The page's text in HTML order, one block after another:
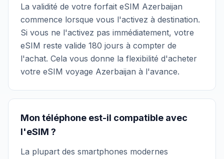
La validité de votre forfait eSIM Azerbaijan
commence lorsque vous l'activez à destination.
Si vous ne l'activez pas immédiatement, votre
eSIM reste valide 180 jours à compter de
l'achat. Cela vous donne la flexibilité d'acheter
votre eSIM voyage Azerbaijan à l'avance.
Mon téléphone est-il compatible avec
l'eSIM ?
La plupart des smartphones modernes